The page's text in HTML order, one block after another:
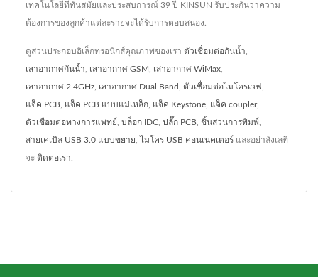
เทคโนโลยีที่ทันสมัยและประสบการณ์ 39 ปี KINSUN รับประกันว่าความ
ต้องการของลูกค้าแต่ละรายจะได้รับการตอบสนอง.
ดูส่วนประกอบอิเล็กทรอนิกส์คุณภาพของเรา ตัวเชื่อมต่อกันน้ำ
เสาอากาศกันน้ำ เสาอากาศ GSM เสาอากาศ WiMax
เสาอากาศ 2.4GHz เสาอากาศ Dual Band ตัวเชื่อมต่อไมโครเวฟ
แจ็ค PCB แจ็ค PCB แบบแม่เหล็ก แจ็ค Keystone แจ็ค coupler,
ตัวเชื่อมต่อทางการแพทย์ บล็อก IDC ปลั๊ก PCB ชิ้นส่วนการพิมพ์
สายเคเบิล USB 3.0 แบบขยาย ไมโคร USB คอนเนคเตอร์ และอย่าลังเลที่
จะ ติดต่อเรา